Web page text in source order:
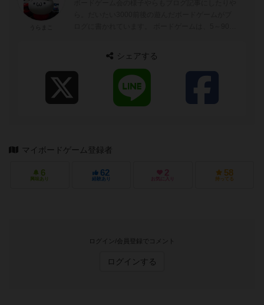
シェアする
マイボードゲーム登録者
6
興味あり
62
経験あり
2
お気に入り
58
持ってる
ログイン/会員登録でコメント
ログインする